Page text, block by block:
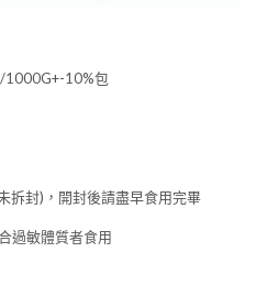
1000G+-10%包
拆封)，開封後請盡早食用完畢
過敏體質者食用